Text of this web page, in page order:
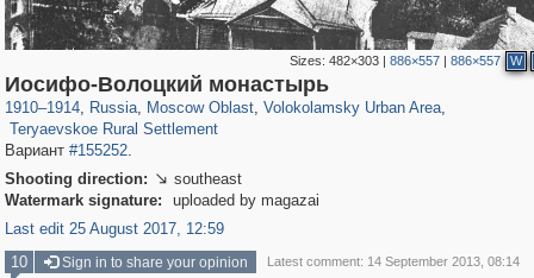
Sizes: 482×303| 886×557| 886×557 W
Иосифо-Волоцкий монастырь
1910–1914, Russia
1,406,999 29,248
, Moscow Oblast
96,523 1,691
, Volokolamsky Urban Area
1,469
,
Teryaevskoe Rural Settlement
571 27
Вариант #155252.
Shooting direction:  southeast
Watermark signature:
uploaded by magazai
Last edit 25 August 2017, 12:59
10
Sign in to share your opinion Latest comment: 14 September 2013, 08:14